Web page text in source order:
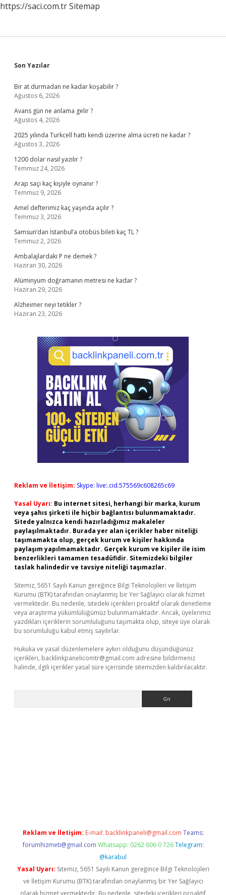
https://saci.com.trSitemap
Sidebar
Son Yazılar
Bir at durmadan ne kadar koşabilir ?
Ağustos 6, 2026
Avans gün ne anlama gelir ?
Ağustos 4, 2026
2025 yılında Turkcell hattı kendi üzerine alma ücreti ne kadar ?
Ağustos 3, 2026
1200 dolar nasıl yazılır ?
Temmuz 24, 2026
Arap saçı kaç kişiyle oynanır ?
Temmuz 9, 2026
Amel defterimiz kaç yaşında açılır ?
Temmuz 3, 2026
Samsun’dan İstanbul’a otobüs bileti kaç TL ?
Temmuz 2, 2026
Ambalajlardaki P ne demek ?
Haziran 30, 2026
Alüminyum doğramanın metresi ne kadar ?
Haziran 29, 2026
Alzheimer neyi tetikler ?
Haziran 23, 2026
Reklam ve İletişim: Skype: live:.cid.575569c608265c69
Yasal Uyarı: Bu internet sitesi, herhangi bir marka, kurum
veya şahıs şirketi ile hiçbir bağlantısı bulunmamaktadır.
Sitede yalnızca kendi hazırladığımız makaleler
paylaşılmaktadır. Burada yer alan içerikler haber niteliği
taşımamakta olup, gerçek kurum ve kişiler hakkında
paylaşım yapılmamaktadır. Gerçek kurum ve kişiler ile isim
benzerlikleri tamamen tesadüfidir. Sitemizdeki bilgiler
taslak halindedir ve tavsiye niteliği taşımazlar.
Sitemiz, 5651 Sayılı Kanun gereğince Bilgi Teknolojileri ve İletişim
Kurumu (BTK) tarafından onaylanmış bir Yer Sağlayıcı olarak hizmet
vermektedir. Bu nedenle, sitedeki içerikleri proaktif olarak denetleme
veya araştırma yükümlülüğümüz bulunmamaktadır. Ancak, üyelerimiz
yazdıkları içeriklerin sorumluluğunu taşımakta olup, siteye üye olarak
bu sorumluluğu kabul etmiş sayılırlar.
Hukuka ve yasal düzenlemelere aykırı olduğunu düşündüğünüz
içerikleri, backlinkpanelicomtr@gmail.com adresine bildirmeniz
halinde, ilgili içerikler yasal süre içerisinde sitemizden kaldırılacaktır.
Reklam ve İletişim: E-mail: backlinkpaneli@gmail.com Teams:
forumhizmeti@gmail.com Whatsapp: 0262 606 0 726 Telegram:
@karabul
Yasal Uyarı: Sitemiz, 5651 Sayılı Kanun gereğince Bilgi Teknolojileri
ve İletişim Kurumu (BTK) tarafından onaylanmış bir Yer Sağlayıcı
olarak hizmet vermektedir. Bu nedenle, sitedeki içerikleri proaktif